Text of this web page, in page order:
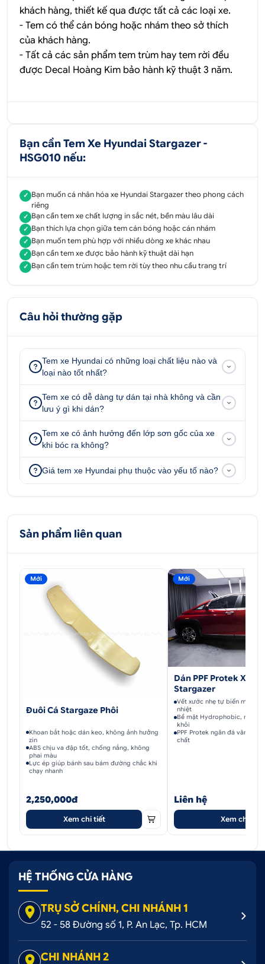
khách hàng, thiết kế qua được tất cả các loại xe.
- Tem có thể cán bóng hoặc nhám theo sở thích
của khách hàng.
- Tất cả các sản phẩm tem trùm hay tem rời đều
được Decal Hoàng Kim bảo hành kỹ thuật 3 năm.
Bạn cần Tem Xe Hyundai Stargazer -
HSG010 nếu:
✓ Bạn muốn cá nhân hóa xe Hyundai Stargazer theo phong cách
riêng
✓ Bạn cần tem xe chất lượng in sắc nét, bền màu lâu dài
✓ Bạn thích lựa chọn giữa tem cán bóng hoặc cán nhám
✓ Bạn muốn tem phù hợp với nhiều dòng xe khác nhau
✓ Bạn cần tem xe được bảo hành kỹ thuật dài hạn
✓ Bạn cần tem trùm hoặc tem rời tùy theo nhu cầu trang trí
Câu hỏi thường gặp
Tem xe Hyundai có những loại chất liệu nào và
loại nào tốt nhất?
Tem xe có dễ dàng tự dán tại nhà không và cần
lưu ý gì khi dán?
Tem xe có ảnh hưởng đến lớp sơn gốc của xe
khi bóc ra không?
Giá tem xe Hyundai phụ thuộc vào yếu tố nào?
Sản phẩm liên quan
Mới
Đuôi Cá Stargaze Phôi
Khoan bắt hoặc dán keo, không ảnh hưởng
zin
ABS chịu va đập tốt, chống nắng, không
phai màu
Lực ép giúp bánh sau bám đường chắc khi
chạy nhanh
2,250,000đ
Xem chi tiết
Mới
Dán PPF Protek Xe
Stargazer
Vết xước nhẹ tự biến mất
nhiệt
Bề mặt Hydrophobic, nước
khỏi
PPF Protek ngăn đá văng,
chất
Liên hệ
Xem chi tiết
HỆ THỐNG CỬA HÀNG
TRỤ SỞ CHÍNH, CHI NHÁNH 1
52 - 58 Đường số 1, P. An Lạc, Tp. HCM
CHI NHÁNH 2